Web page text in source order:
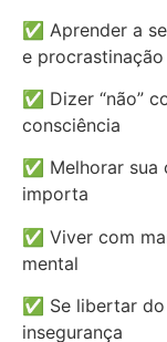
✅ Aprender a
e procrastinação
✅ Dizer “não”
consciência
✅ Melhorar sua
importa
✅ Viver com
mental
✅ Se libertar
insegurança